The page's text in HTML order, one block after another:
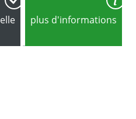
plus d'informations